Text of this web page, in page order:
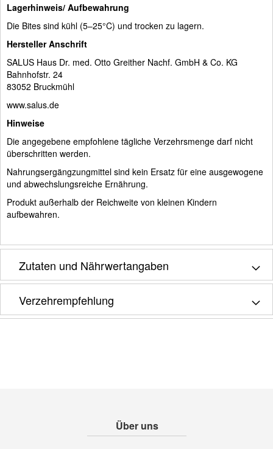
Lagerhinweis/ Aufbewahrung
Die Bites sind kühl (5–25°C) und trocken zu lagern.
Hersteller Anschrift
SALUS Haus Dr. med. Otto Greither Nachf. GmbH & Co. KG
Bahnhofstr. 24
83052 Bruckmühl
www.salus.de
Hinweise
Die angegebene empfohlene tägliche Verzehrsmenge darf nicht
überschritten werden.
Nahrungsergängzungmittel sind kein Ersatz für eine ausgewogene
und abwechslungsreiche Ernährung.
Produkt außerhalb der Reichweite von kleinen Kindern
aufbewahren.
Zutaten und Nährwertangaben
Verzehrempfehlung
Über uns